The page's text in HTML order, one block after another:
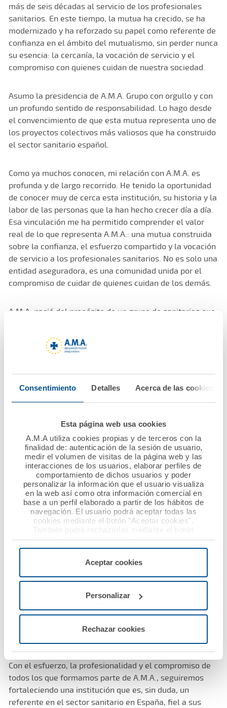
Consentimiento Detalles Acerca de las cookies
Esta página web usa cookies
A.M.A utiliza cookies propias y de terceros con la
finalidad de: autenticación de la sesión de usuario,
medir el volumen de visitas de la página web y las
interacciones de los usuarios, elaborar perfiles de
comportamiento de dichos usuarios y poder
personalizar la información que el usuario visualiza
en la web así como otra información comercial en
base a un perfil elaborado a partir de los hábitos de
navegación. El usuario podrá aceptar todas las
cookies mediante el botón "Aceptar cookies".
También podrá rechazarlas mediante el botón
"Rechazar", donde se rechazarán todas las cookies
menos las necesarias para permitir el acceso a los
configurarlas usando el botón “Personalizar".
Aceptar cookies
Personalizar
Rechazar cookies
más de seis décadas al servicio de los profesionales
sanitarios. En este tiempo, la mutua ha crecido, se ha
modernizado y ha reforzado su papel como referente de
confianza en el ámbito del mutualismo, sin perder nunca
su esencia: la cercanía, la vocación de servicio y el
compromiso con quienes cuidan de nuestra sociedad.
Asumo la presidencia de A.M.A. Grupo con orgullo y con
un profundo sentido de responsabilidad. Lo hago desde
el convencimiento de que esta mutua representa uno de
los proyectos colectivos más valiosos que ha construido
el sector sanitario español.
Como ya muchos conocen, mi relación con A.M.A. es
profunda y de largo recorrido. He tenido la oportunidad
de conocer muy de cerca esta institución, su historia y la
labor de las personas que la han hecho crecer día a día.
Esa vinculación me ha permitido comprender el valor
real de lo que representa A.M.A.: una mutua construida
sobre la confianza, el esfuerzo compartido y la vocación
de servicio a los profesionales sanitarios. No es solo una
entidad aseguradora, es una comunidad unida por el
compromiso de cuidar de quienes cuidan de los demás.
A.M.A. nació del propósito de un grupo de sanitarios que
nadie más lo hacía. Esa vocación solidaria, que impulsó
su fundador, el Dr. Diego Murillo, sigue siendo el alma de
acompañado a generaciones de profesionales
sanitarios, ofreciendo protección, confianza y cercanía.
profesión y a sus necesidades personales y familiares.
Queremos seguir siendo una mutua innovadora y
eficiente, capaz de responder a los desafíos de un
entorno cambiante sin perder la esencia que nos define:
la cercanía y la humanidad en el trato. Continuaremos
impulsando la transformación digital de nuestros
servicios y el desarrollo de nuevos productos, todo ello
con la mirada puesta en las necesidades reales de los
Agradezco al Consejo de Administración la confianza
depositada y, de manera especial, a quienes me
dedicación a la consolidación de A.M.A. en las últimas
décadas. Su trabajo ha hecho posible que hoy seamos
una entidad sólida, reconocida y con un profundo arraigo
Con el esfuerzo, la profesionalidad y el compromiso de
todos los que formamos parte de A.M.A., seguiremos
fortaleciendo una institución que es, sin duda, un
referente en el sector sanitario en España, fiel a sus